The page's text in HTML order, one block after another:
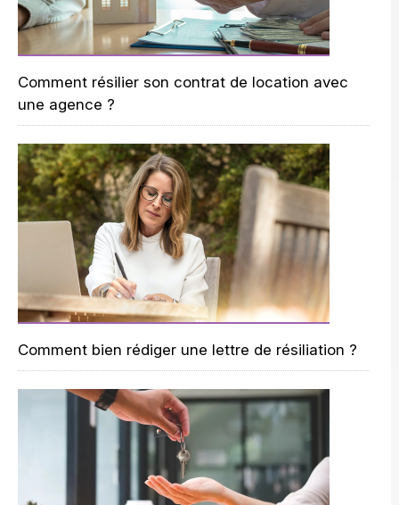
Comment résilier son contrat de location avec
une agence ?
Comment bien rédiger une lettre de résiliation ?